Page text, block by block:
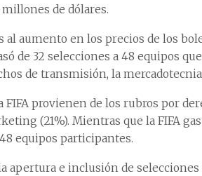
de dólares.
al aumento en los precios de los
de 32 selecciones a 48 equipos
de transmisión, la
FIFA provienen de los rubros por
(21%). Mientras que la FIFA
equipos participantes.
apertura e inclusión de